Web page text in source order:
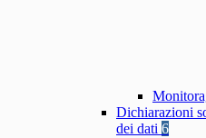
Dichiarazioni
dei dati 6